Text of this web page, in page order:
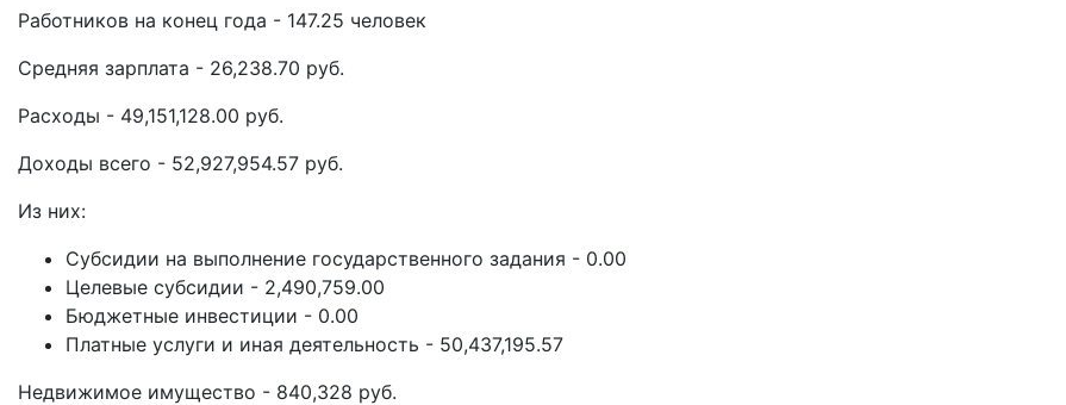
Работников на конец года - 147.25 человек
Средняя зарплата - 26,238.70 руб.
Расходы - 49,151,128.00 руб.
Доходы всего - 52,927,954.57 руб.
Из них:
Субсидии на выполнение государственного задания - 0.00
Целевые субсидии - 2,490,759.00
Бюджетные инвестиции - 0.00
Платные услуги и иная деятельность - 50,437,195.57
Недвижимое имущество - 840,328 руб.